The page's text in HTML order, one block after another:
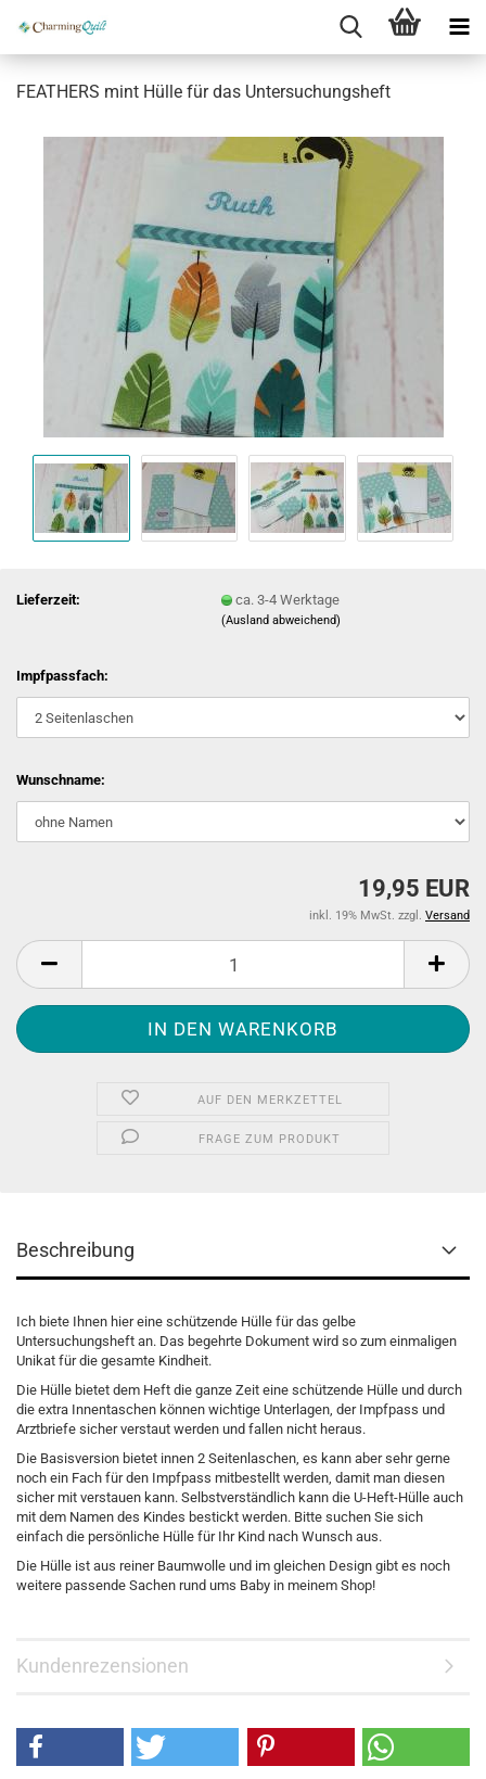
FEATHERS mint Hülle für das Untersuchungsheft
Lieferzeit: ca. 3-4 Werktage
(Ausland abweichend)
Impfpassfach:
Wunschname:
19,95 EUR
inkl. 19% MwSt. zzgl. Versand
AUF DEN MERKZETTEL
FRAGE ZUM PRODUKT
Beschreibung
Ich biete Ihnen hier eine schützende Hülle für das gelbe
Untersuchungsheft an. Das begehrte Dokument wird so zum einmaligen
Unikat für die gesamte Kindheit.
Die Hülle bietet dem Heft die ganze Zeit eine schützende Hülle und durch
die extra Innentaschen können wichtige Unterlagen, der Impfpass und
Arztbriefe sicher verstaut werden und fallen nicht heraus.
Die Basisversion bietet innen 2 Seitenlaschen, es kann aber sehr gerne
noch ein Fach für den Impfpass mitbestellt werden, damit man diesen
sicher mit verstauen kann. Selbstverständlich kann die U-Heft-Hülle auch
mit dem Namen des Kindes bestickt werden. Bitte suchen Sie sich
einfach die persönliche Hülle für Ihr Kind nach Wunsch aus.
Die Hülle ist aus reiner Baumwolle und im gleichen Design gibt es noch
weitere passende Sachen rund ums Baby in meinem Shop!
Kundenrezensionen